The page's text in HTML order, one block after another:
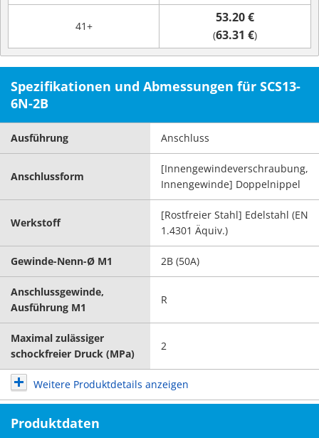
41+
53.20 €
(63.31 €)
Spezifikationen und Abmessungen für SCS13-
6N-2B
Ausführung Anschluss
Anschlussform
[Innengewindeverschraubung,
Innengewinde] Doppelnippel
Werkstoff
[Rostfreier Stahl] Edelstahl (EN
1.4301 Äquiv.)
Gewinde-Nenn-Ø M1 2B (50A)
Anschlussgewinde,
Ausführung M1
R
Maximal zulässiger
schockfreier Druck (MPa)
2
Weitere Produktdetails anzeigen
Produktdaten